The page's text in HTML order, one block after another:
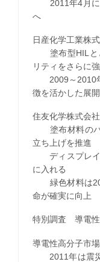
2011年4月に
へ
日産化学工業株
塗布型HILと
リティをさらに
2009～2010年
徴を活かした展
住友化学株式会社
塗布材料のパ
立ち上げを推進
ディスプレイ
に入れる
緑色材料は20
命が確実に向上
特別調査 導電性
導電性高分子市場
2011年は震災